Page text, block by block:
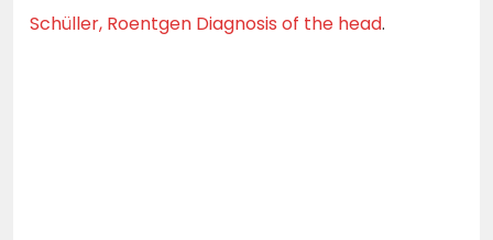
Schüller, Roentgen Diagnosis of the head.